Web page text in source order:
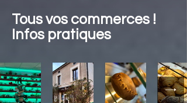
Tous vos commerces !
Infos pratiques